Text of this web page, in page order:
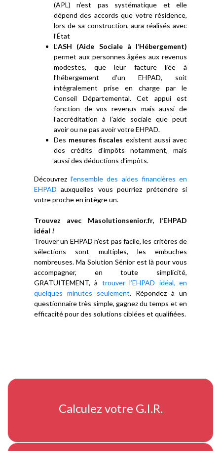
(APL) n’est pas systématique et elle
dépend des accords que votre résidence,
lors de sa construction, aura réalisés avec
l’État
L’ASH (Aide Sociale à l’Hébergement)
permet aux personnes âgées aux revenus
modestes, que leur facture liée à
l’hébergement d’un EHPAD, soit
intégralement prise en charge par le
Conseil Départemental. Cet appui est
fonction de vos revenus mais aussi de
l’accréditation à l’aide sociale que peut
avoir ou ne pas avoir votre EHPAD.
Des mesures fiscales existent aussi avec
des crédits d’impôts notamment, mais
aussi des déductions d’impôts.
Découvrezl’ensemble des aides financières en
EHPADauxquelles vous pourriez prétendre si
votre proche en intègre un.
Trouvez avec Masolutionsenior.fr, l’EHPAD
idéal !
Trouver un EHPAD n’est pas facile, les critères de
sélections sont multiples, les embuches
nombreuses. Ma Solution Sénior est là pour vous
accompagner, en toute simplicité,
GRATUITEMENT, à trouver l’EHPAD idéal, en
quelques minutes seulement. Répondez à un
questionnaire très simple, gagnez du temps et en
efficacité pour des solutions ciblées et qualifiées.
Calculez votre G.I.R.